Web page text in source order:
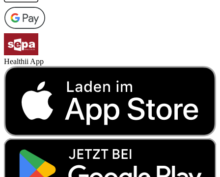
Healthii App